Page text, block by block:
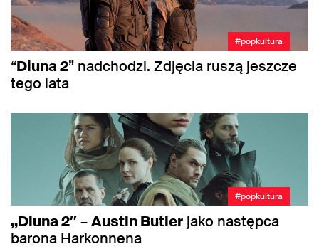
#popkultura
“Diuna 2” nadchodzi. Zdjęcia ruszą jeszcze
tego lata
#popkultura
„Diuna 2″ –Austin Butler jako następca
barona Harkonnena